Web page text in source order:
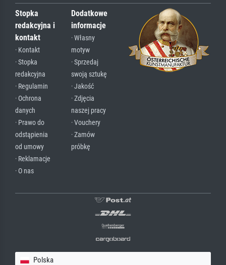
Stopka
redakcyjna i
kontakt
· Kontakt
· Stopka
redakcyjna
· Regulamin
· Ochrona
danych
· Prawo do
odstąpienia
od umowy
· Reklamacje
· O nas
Dodatkowe
informacje
· Własny
motyw
· Sprzedaj
swoją sztukę
· Jakość
· Zdjęcia
naszej pracy
· Vouchery
· Zamów
próbkę
Polska